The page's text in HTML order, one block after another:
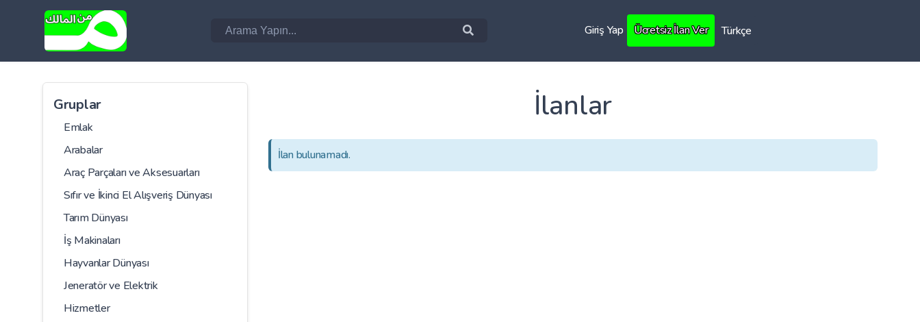
Giriş Yap Ücretsiz İlan Ver Türkçe
Gruplar
Emlak
Arabalar
Araç Parçaları ve Aksesuarları
Sıfır ve İkinci El Alışveriş Dünyası
Tarım Dünyası
İş Makinaları
Hayvanlar Dünyası
Jeneratör ve Elektrik
Hizmetler
İlanlar
İlan bulunamadı.